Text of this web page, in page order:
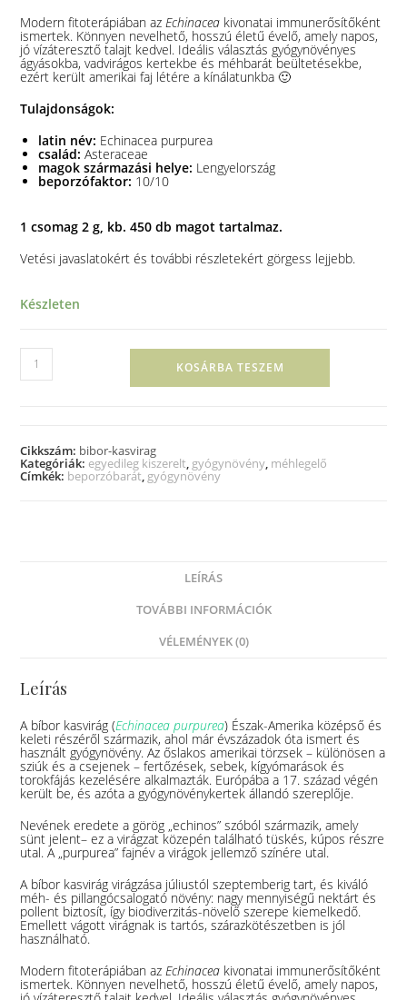
Modern fitoterápiában az Echinacea kivonatai immunerősítőként
ismertek. Könnyen nevelhető, hosszú életű évelő, amely napos,
jó vízáteresztő talajt kedvel. Ideális választás gyógynövényes
ágyásokba, vadvirágos kertekbe és méhbarát beültetésekbe,
ezért került amerikai faj létére a kínálatunkba 🙂
Tulajdonságok:
latin név: Echinacea purpurea
család:Asteraceae
magok származási helye: Lengyelország
beporzófaktor: 10/10
1 csomag 2 g, kb. 450 db magot tartalmaz.
Vetési javaslatokért és további részletekért görgess lejjebb.
Készleten
KOSÁRBA TESZEM
Cikkszám: bibor-kasvirag
Kategóriák: egyedileg kiszerelt gyógynövény méhlegelő
Címkék: beporzóbarát gyógynövény
LEÍRÁS
TOVÁBBI INFORMÁCIÓK
VÉLEMÉNYEK (0)
Leírás
A bíbor kasvirág (Echinacea purpurea) Észak-Amerika középső és
keleti részéről származik, ahol már évszázadok óta ismert és
használt gyógynövény. Az őslakos amerikai törzsek – különösen a
sziúk és a csejenek – fertőzések, sebek, kígyómarások és
torokfájás kezelésére alkalmazták. Európába a 17. század végén
került be, és azóta a gyógynövénykertek állandó szereplője.
Nevének eredete a görög „echinos” szóból származik, amely
sünt jelent– ez a virágzat közepén található tüskés, kúpos részre
utal. A „purpurea” fajnév a virágok jellemző színére utal.
A bíbor kasvirág virágzása júliustól szeptemberig tart, és kiváló
méh- és pillangócsalogató növény: nagy mennyiségű nektárt és
pollent biztosít, így biodiverzitás-növelő szerepe kiemelkedő.
Emellett vágott virágnak is tartós, szárazkötészetben is jól
használható.
Modern fitoterápiában az Echinacea kivonatai immunerősítőként
ismertek. Könnyen nevelhető, hosszú életű évelő, amely napos,